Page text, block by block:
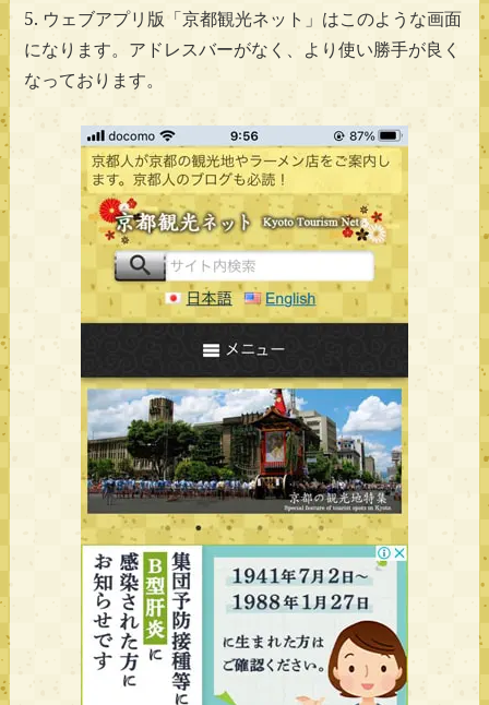
5. ウェブアプリ版「京都観光ネット」はこのような画面
になります。アドレスバーがなく、より使い勝手が良く
なっております。